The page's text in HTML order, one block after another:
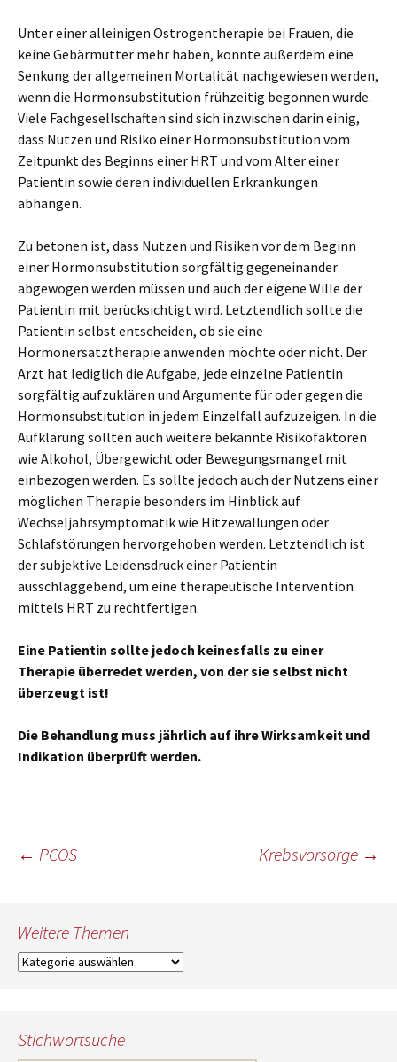
Unter einer alleinigen Östrogentherapie bei Frauen, die
keine Gebärmutter mehr haben, konnte außerdem eine
Senkung der allgemeinen Mortalität nachgewiesen werden,
wenn die Hormonsubstitution frühzeitig begonnen wurde.
Viele Fachgesellschaften sind sich inzwischen darin einig,
dass Nutzen und Risiko einer Hormonsubstitution vom
Zeitpunkt des Beginns einer HRT und vom Alter einer
Patientin sowie deren individuellen Erkrankungen
abhängen.
Zu betonen ist, dass Nutzen und Risiken vor dem Beginn
einer Hormonsubstitution sorgfältig gegeneinander
abgewogen werden müssen und auch der eigene Wille der
Patientin mit berücksichtigt wird. Letztendlich sollte die
Patientin selbst entscheiden, ob sie eine
Hormonersatztherapie anwenden möchte oder nicht. Der
Arzt hat lediglich die Aufgabe, jede einzelne Patientin
sorgfältig aufzuklären und Argumente für oder gegen die
Hormonsubstitution in jedem Einzelfall aufzuzeigen. In die
Aufklärung sollten auch weitere bekannte Risikofaktoren
wie Alkohol, Übergewicht oder Bewegungsmangel mit
einbezogen werden. Es sollte jedoch auch der Nutzens einer
möglichen Therapie besonders im Hinblick auf
Wechseljahrsymptomatik wie Hitzewallungen oder
Schlafstörungen hervorgehoben werden. Letztendlich ist
der subjektive Leidensdruck einer Patientin
ausschlaggebend, um eine therapeutische Intervention
mittels HRT zu rechtfertigen.
Eine Patientin sollte jedoch keinesfalls zu einer
Therapie überredet werden, von der sie selbst nicht
überzeugt ist!
Die Behandlung muss jährlich auf ihre Wirksamkeit und
Indikation überprüft werden.
Beitragsnavigation
← PCOS Krebsvorsorge →
Weitere Themen
Weitere
Stichwortsuche